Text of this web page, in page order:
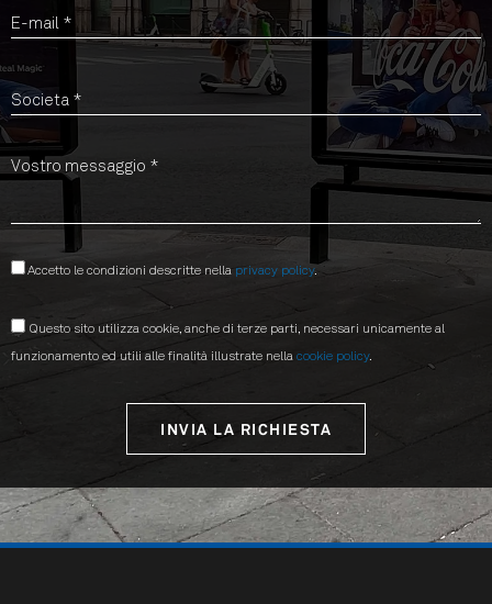
Accetto le condizioni descritte nella privacy policy.
Questo sito utilizza cookie, anche di terze parti, necessari unicamente al
funzionamento ed utili alle finalità illustrate nella cookie policy.
INVIA LA RICHIESTA